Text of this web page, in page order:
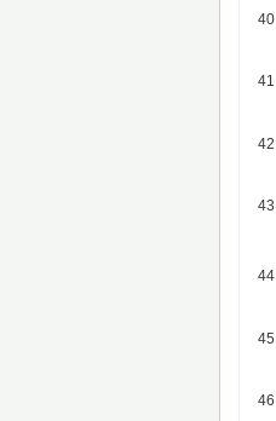
40
41
42
43
44
45
46